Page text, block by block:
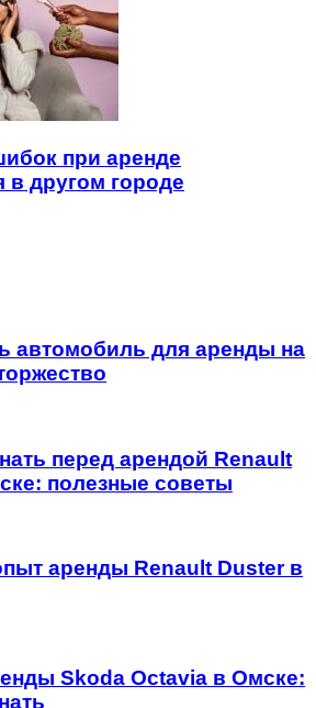
при аренде
в другом городе
автомобиль для аренды на
перед арендой Renault
полезные советы
аренды Renault Duster в
Skoda Octavia в Омске: